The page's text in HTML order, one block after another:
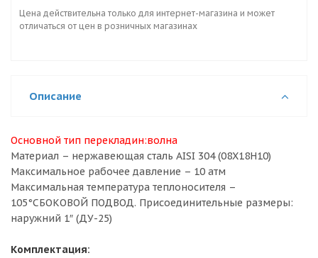
Цена действительна только для интернет-магазина и может
отличаться от цен в розничных магазинах
Описание
Основной тип перекладин:волна
Материал – нержавеющая сталь AISI 304 (08X18H10)
Максимальное рабочее давление – 10 атм
Максимальная температура теплоносителя –
105°СБОКОВОЙ ПОДВОД. Присоединительные размеры:
наружний 1″ (ДУ-25)
Комплектация: